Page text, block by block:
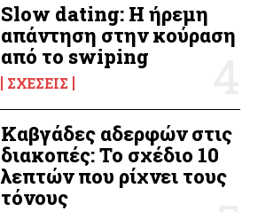
Slow dating: Η ήρεμη
απάντηση στην κούραση
από το swiping
ΣΧΈΣΕΙΣ
Καβγάδες αδερφών στις
διακοπές: Το σχέδιο 10
λεπτών που ρίχνει τους
τόνους